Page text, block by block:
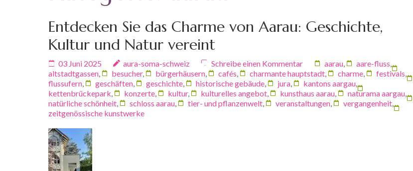
Entdecken Sie das Charme von Aarau: Geschichte,
Kultur und Natur vereint
03 Juni 2025 aura-soma-schweiz Schreibe einen Kommentar aarau aare-fluss
altstadtgassen
besucher, bürgerhäusern cafés charmante hauptstadt charme festivals
flussufern
geschäften geschichte historische gebäude jura kantons aargau
kettenbrückepark
konzerte kultur, kulturelles angebot kunsthaus aarau naturama aargau
natürliche schönheit
schloss aarau tier- und pflanzenwelt veranstaltungen vergangenheit
zeitgenössische kunstwerke